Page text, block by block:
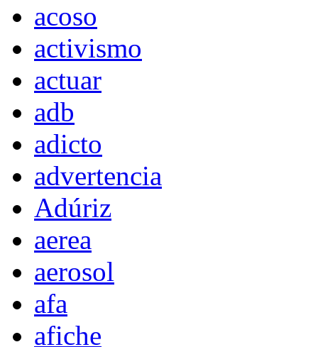
acoso
activismo
actuar
adb
adicto
advertencia
Adúriz
aerea
aerosol
afa
afiche